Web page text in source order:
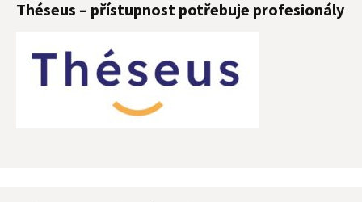
Théseus – přístupnost potřebuje profesionály